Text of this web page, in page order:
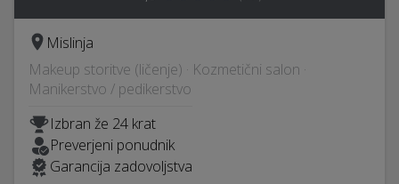
Mislinja
Makeup storitve (ličenje) · Kozmetični salon ·
Manikerstvo / pedikerstvo
Izbran že 24 krat
Preverjeni ponudnik
Garancija zadovoljstva